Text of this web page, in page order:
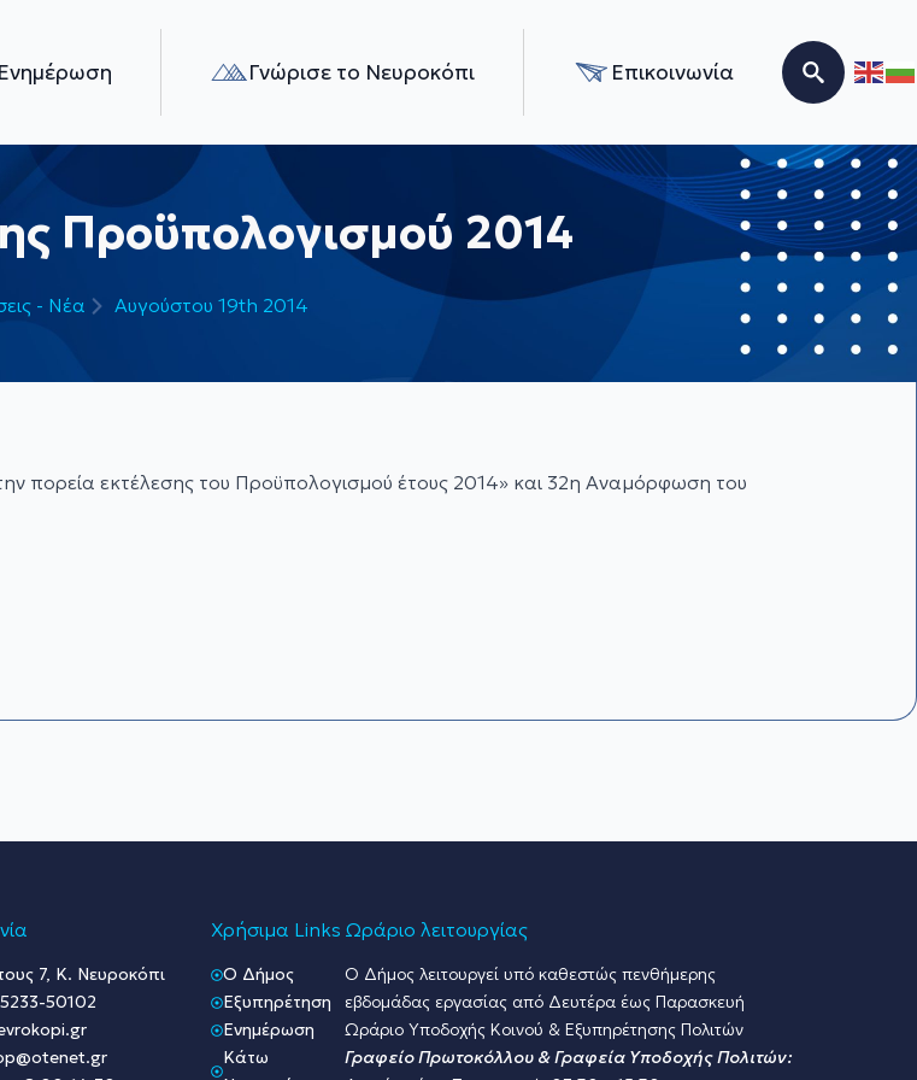
Ενημέρωση Γνώρισε το Νευροκόπι
Επικοινωνία
Search for:
Προϋπολογισμού 2014
- Νέα Αυγούστου 19th 2014
πορεία εκτέλεσης του Προϋπολογισμού έτους 2014» και 32η Αναμόρφωση του
7, Κ. Νευροκόπι
50102
Χρήσιμα Links
O Δήμος
Εξυπηρέτηση
Ενημέρωση
Κάτω
Ωράριο λειτουργίας
Ο Δήμος λειτουργεί υπό καθεστώς πενθήμερης
εβδομάδας εργασίας από Δευτέρα έως Παρασκευή
Ωράριο Υποδοχής Κοινού & Εξυπηρέτησης Πολιτών
Γραφείο Πρωτοκόλλου & Γραφεία Υποδοχής Πολιτών: